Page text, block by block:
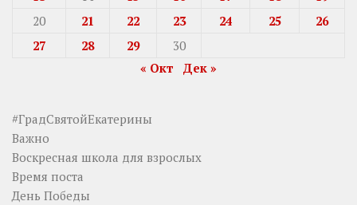
20
21 22 23 24 25
26
27
28 29
30
« Окт
Дек »
#ГрадСвятойЕкатерины
Важно
Воскресная школа для взрослых
Время поста
День Победы